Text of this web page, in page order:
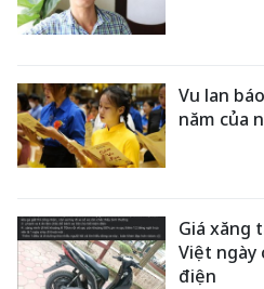
Vu lan
năm của
Giá xăng
Việt ngày
điện